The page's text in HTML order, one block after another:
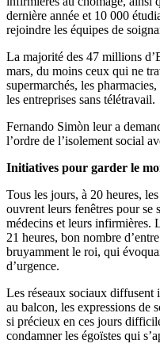
dernière année et 10 000
rejoindre les équipes de
La majorité des 47 millions
mars, du moins ceux qui ne
supermarchés, les
les entreprises sans télétravail.
Fernando Simòn leur a
l’ordre de l’isolement social
Initiatives pour garder le
Tous les jours, à 20 heures,
ouvrent leurs fenêtres pour se
médecins et leurs infirmières.
21 heures, bon nombre
bruyamment le roi, qui
d’urgence.
Les réseaux sociaux diffusent
au balcon, les expressions de
si précieux en ces jours
condamner les égoïstes qui